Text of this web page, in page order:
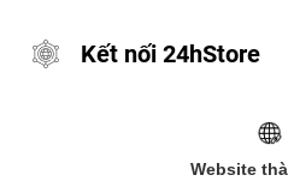
Kết nối 24hStore
Website